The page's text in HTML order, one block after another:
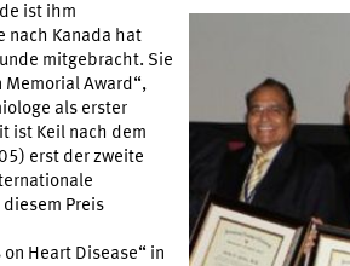
ist ihm
nach Kanada hat
mitgebracht. Sie
Memorial Award“,
als erster
ist Keil nach dem
erst der zweite
Preis
Heart Disease“ in